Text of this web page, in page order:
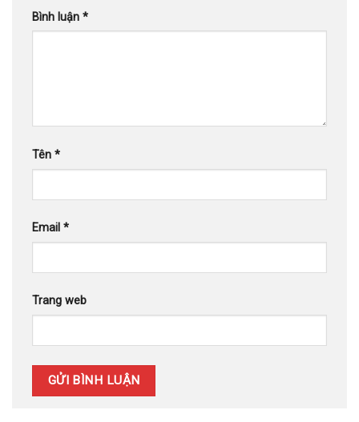
Bình luận *
Tên *
Email *
Trang web